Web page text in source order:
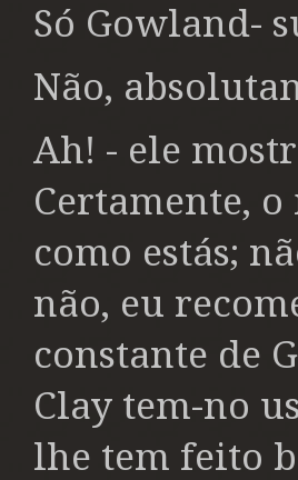
Só Gowland-
Não,
Ah! - ele
Certamente,
como estás;
não, eu
constante de
Clay tem-no
lhe tem feito